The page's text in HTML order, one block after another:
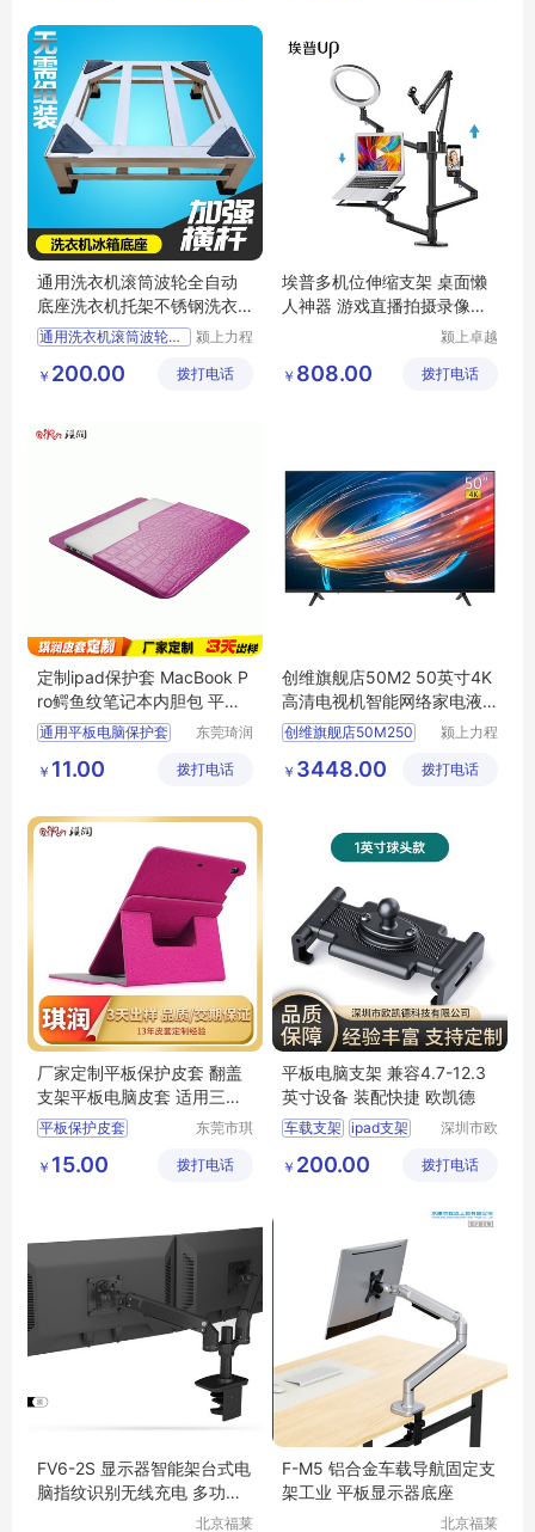
通用洗衣机滚筒波轮全自动
底座洗衣机托架不锈钢洗衣
机架冰箱支架
通用洗衣机滚筒波轮全自动
颍上力程
有限公司
￥ 200.00 拨打电话
埃普多机位伸缩支架 桌面懒
人神器 游戏直播拍摄录像云
颍上卓越
有限公司
￥ 808.00 拨打电话
定制ipad保护套 MacBook P
ro鳄鱼纹笔记本内胆包 平板
皮套定做工厂
通用平板电脑保护套
平板内胆包
鳄鱼纹平板电脑内胆包
东莞琦润
公司
￥ 11.00 拨打电话
创维旗舰店50M2 50英寸4K
高清电视机智能网络家电液
晶屏彩电
创维旗舰店50M250
颍上力程
有限公司
￥ 3448.00 拨打电话
厂家定制平板保护皮套 翻盖
支架平板电脑皮套 适用三星
平板皮套加工
平板保护皮套
平板电脑皮套
东莞市琪
限公司
￥ 15.00 拨打电话
平板电脑支架 兼容4.7-12.3
英寸设备 装配快捷 欧凯德
车载支架 ipad支架
车载电脑支架
深圳市欧
有限公司
￥ 200.00 拨打电话
FV6-2S 显示器智能架台式电
脑指纹识别无线充电 多功能
北京福莱
F-M5 铝合金车载导航固定支
架工业 平板显示器底座
北京福莱